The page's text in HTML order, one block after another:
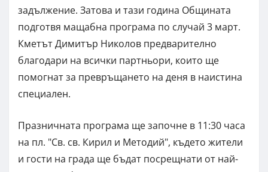
задължение. Затова и тази година Общината
подготвя мащабна програма по случай 3 март.
Кметът Димитър Николов предварително
благодари на всички партньори, които ще
помогнат за превръщането на деня в наистина
специален.
Празничната програма ще започне в 11:30 часа
на пл. "Св. св. Кирил и Методий", където жители
и гости на града ще бъдат посрещнати от най-